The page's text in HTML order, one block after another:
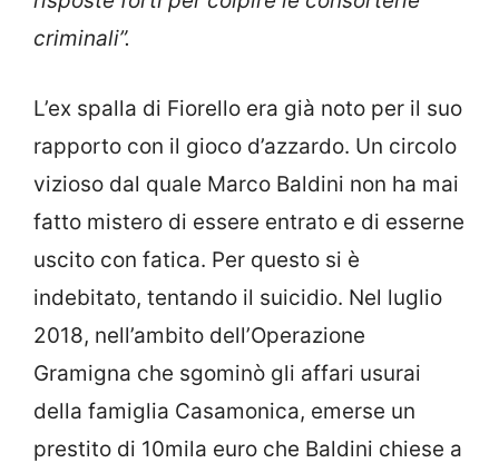
criminali”.
L’ex spalla di Fiorello era già noto per il suo
rapporto con il gioco d’azzardo. Un circolo
vizioso dal quale Marco Baldini non ha mai
fatto mistero di essere entrato e di esserne
uscito con fatica. Per questo si è
indebitato, tentando il suicidio. Nel luglio
2018, nell’ambito dell’Operazione
Gramigna che sgominò gli affari usurai
della famiglia Casamonica, emerse un
prestito di 10mila euro che Baldini chiese a